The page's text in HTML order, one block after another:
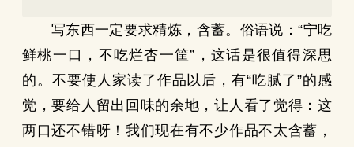
写东西一定要求精炼，含蓄。俗语说：“宁吃
鲜桃一口，不吃烂杏一筐”，这话是很值得深思
的。不要使人家读了作品以后，有“吃腻了”的感
觉，要给人留出回味的余地，让人看了觉得：这
两口还不错呀！我们现在有不少作品不太含蓄，